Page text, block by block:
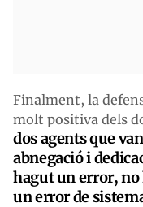
Finalment, la
molt positiva dels
dos agents que
abnegació i
hagut un error,
un error de